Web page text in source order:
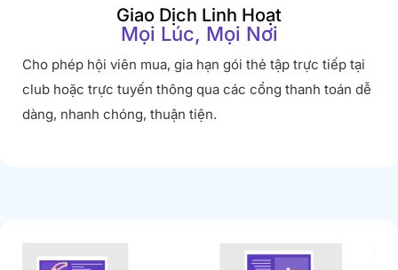
Giao Dịch Linh Hoạt
Mọi Lúc, Mọi Nơi
Cho phép hội viên mua, gia hạn gói thẻ tập trực tiếp tại
club hoặc trực tuyến thông qua các cổng thanh toán dễ
dàng, nhanh chóng, thuận tiện.